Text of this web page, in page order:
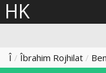
HK
Î Îbrahim Rojhilat